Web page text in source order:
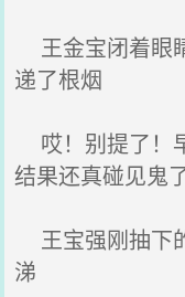
王金宝闭着眼
递了根烟
哎！别提了！
结果还真碰见鬼了
王宝强刚抽下
涕